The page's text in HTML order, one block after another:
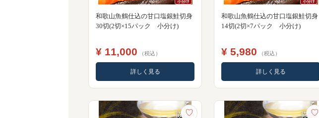
和歌山魚鶴仕込の甘口塩銀鮭切身
30切(2切×15パック 小分け)
¥ 11,000 （税込）
詳しく見る
和歌山魚鶴仕込の甘口塩銀鮭切身
14切(2切×7パック 小分け)
¥ 5,980 （税込）
詳しく見る
♡ ♡